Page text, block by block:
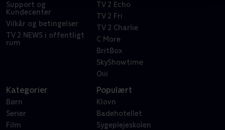
Support og
Kundecenter
Vilkår og betingelser
TV 2 NEWS i offentligt
rum
TV 2 Echo
TV 2 Fri
TV 2 Charlie
C More
BritBox
SkyShowtime
Oiii
Kategorier
Børn
Serier
Film
Populært
Klovn
Badehotellet
Sygeplejeskolen